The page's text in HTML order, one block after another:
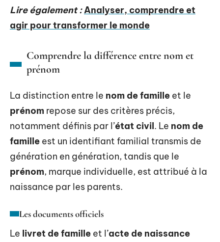
Lire également : Analyser, comprendre et
agir pour transformer le monde
Comprendre la différence entre nom et
prénom
La distinction entre le nom de famille et le
prénom repose sur des critères précis,
notamment définis par l’état civil. Le nom de
famille est un identifiant familial transmis de
génération en génération, tandis que le
prénom, marque individuelle, est attribué à la
naissance par les parents.
Les documents officiels
Le livret de famille et l’acte de naissance